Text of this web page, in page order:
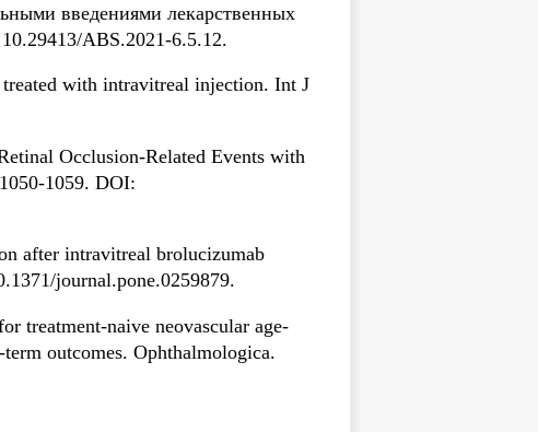
введениями лекарственных
ABS.2021-6.5.12.
with intravitreal injection. Int J
Occlusion-Related Events with
1059. DOI:
after intravitreal brolucizumab
journal.pone.0259879.
treatment-naive neovascular age-
outcomes. Ophthalmologica.